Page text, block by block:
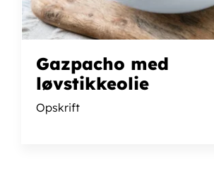
Gazpacho med
løvstikkeolie
Opskrift